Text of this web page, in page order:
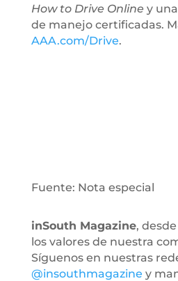
How to Drive Onliney una
de manejo certificadas.
AAA.com/Drive.
Fuente: Nota especial
inSouth Magazine,
los valores de nuestra
Síguenos en nuestras
@insouthmagazine y